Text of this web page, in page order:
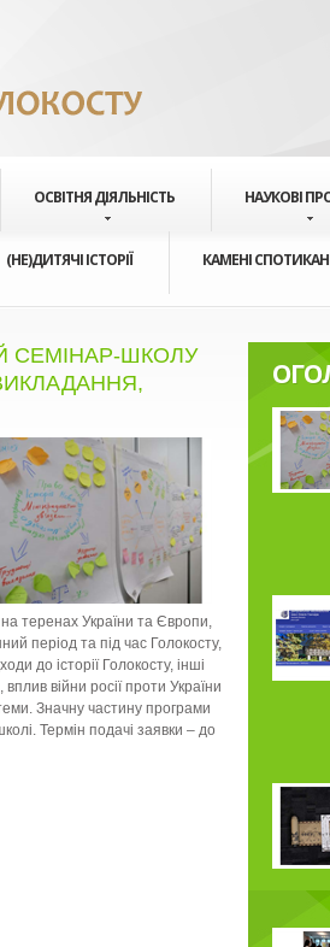
ОСВІТНЯ ДІЯЛЬНІСТЬ НАУКОВІ
(НЕ)ДИТЯЧІ ІСТОРІЇ КАМЕНІ
СЕМІНАР-ШКОЛУ
на теренах України та Європи,
період та під час Голокосту,
до історії Голокосту, інші
вплив війни росії проти України
Значну частину програми
Термін подачі заявки – до